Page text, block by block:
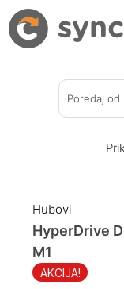
Poredaj od
Hubovi
AKCIJA!
HyperDrive
M1